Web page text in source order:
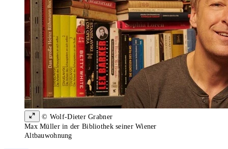
© Wolf-Dieter Grabner
Max Müller in der Bibliothek seiner Wiener
Altbauwohnung